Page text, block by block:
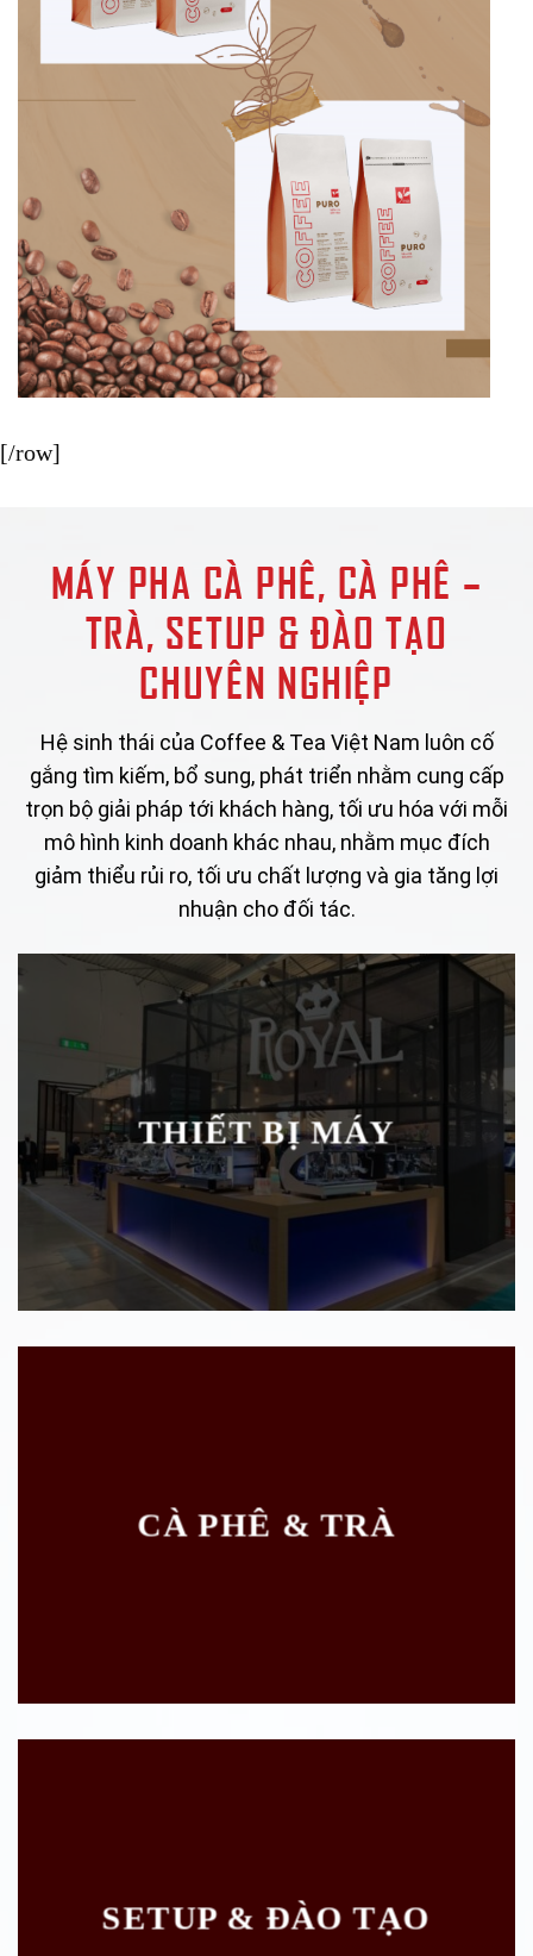
[/row]
MÁY PHA CÀ PHÊ, CÀ PHÊ –
TRÀ, SETUP & ĐÀO TẠO
CHUYÊN NGHIỆP
Hệ sinh thái của Coffee & Tea Việt Nam luôn cố
gắng tìm kiếm, bổ sung, phát triển nhằm cung cấp
trọn bộ giải pháp tới khách hàng, tối ưu hóa với mỗi
mô hình kinh doanh khác nhau, nhằm mục đích
giảm thiểu rủi ro, tối ưu chất lượng và gia tăng lợi
nhuận cho đối tác.
THIẾT BỊ MÁY
CÀ PHÊ & TRÀ
SETUP & ĐÀO TẠO